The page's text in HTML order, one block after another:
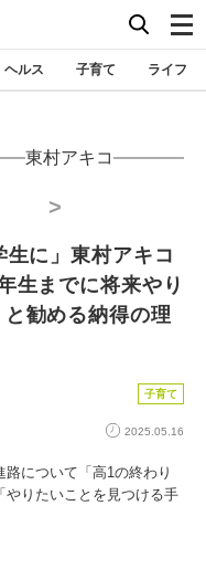
ヘルス 子育て ライフ
東村アキコ
>
に」東村アキコ
生までに将来やり
勧める納得の理
子育て
2025.05.16
について「高1の終わり
やりたいことを見つける手